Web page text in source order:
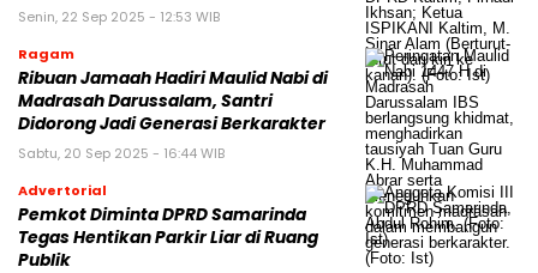
Senin, 22 Sep 2025 - 12:53 WIB
Ragam
Ribuan Jamaah Hadiri Maulid Nabi di
Madrasah Darussalam, Santri
Didorong Jadi Generasi Berkarakter
Sabtu, 20 Sep 2025 - 16:44 WIB
Advertorial
Pemkot Diminta DPRD Samarinda
Tegas Hentikan Parkir Liar di Ruang
Publik